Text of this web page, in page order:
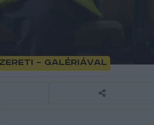
– galériával